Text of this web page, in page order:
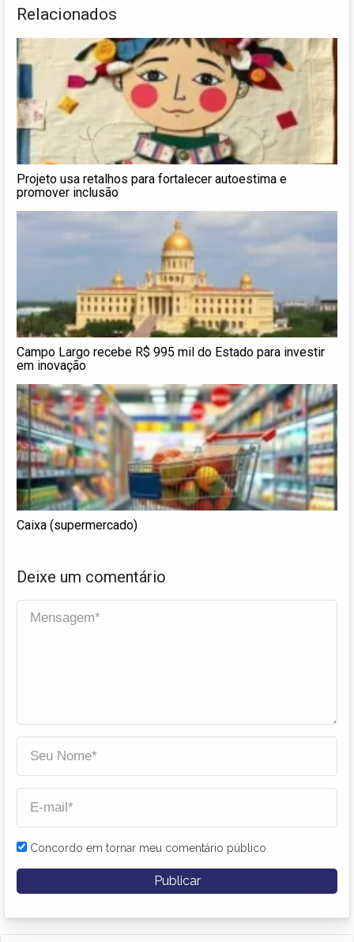
Relacionados
Projeto usa retalhos para fortalecer autoestima e
promover inclusão
Campo Largo recebe R$ 995 mil do Estado para investir
em inovação
Caixa (supermercado)
Deixe um comentário
Concordo em tornar meu comentário público